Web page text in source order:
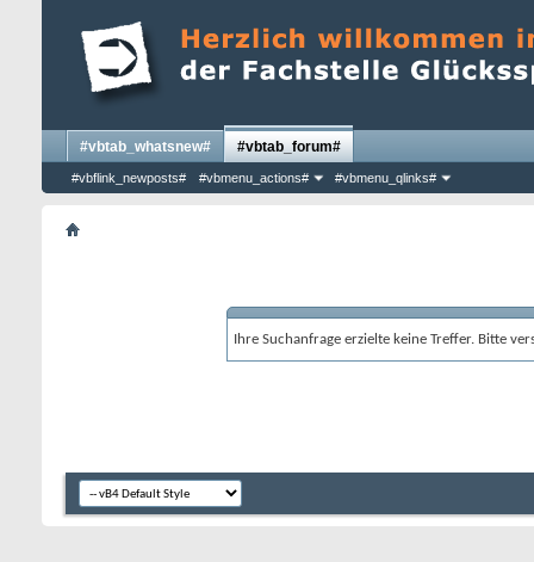
#vbtab_whatsnew# #vbtab_forum#
#vbflink_newposts# #vbmenu_actions# #vbmenu_qlinks#
Ihre Suchanfrage erzielte keine Treffer. Bitte